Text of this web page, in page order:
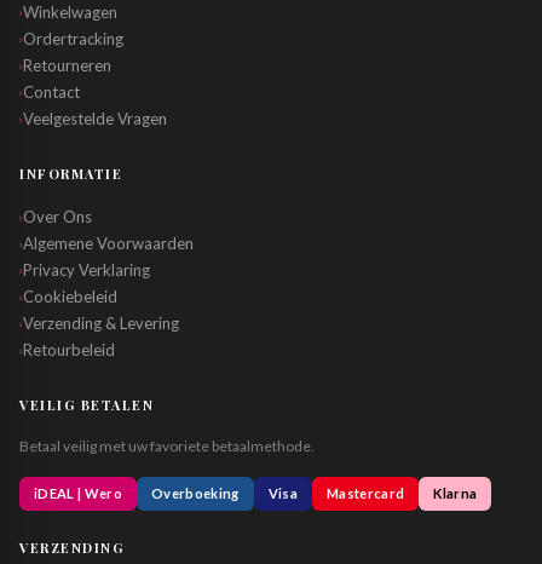
›Winkelwagen
›Ordertracking
›Retourneren
›Contact
›Veelgestelde Vragen
INFORMATIE
›Over Ons
›Algemene Voorwaarden
›Privacy Verklaring
›Cookiebeleid
›Verzending & Levering
›Retourbeleid
VEILIG BETALEN
Betaal veilig met uw favoriete betaalmethode.
iDEAL | Wero Overboeking Visa Mastercard Klarna
VERZENDING